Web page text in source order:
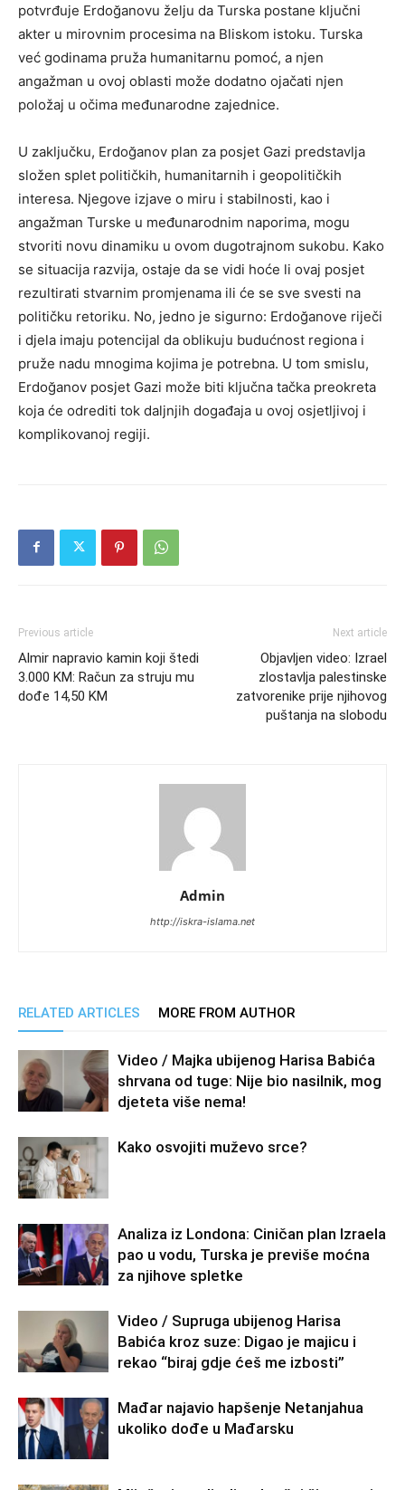
potvrđuje Erdoğanovu želju da Turska postane ključni
akter u mirovnim procesima na Bliskom istoku. Turska
već godinama pruža humanitarnu pomoć, a njen
angažman u ovoj oblasti može dodatno ojačati njen
položaj u očima međunarodne zajednice.
U zaključku, Erdoğanov plan za posjet Gazi predstavlja
složen splet političkih, humanitarnih i geopolitičkih
interesa. Njegove izjave o miru i stabilnosti, kao i
angažman Turske u međunarodnim naporima, mogu
stvoriti novu dinamiku u ovom dugotrajnom sukobu. Kako
se situacija razvija, ostaje da se vidi hoće li ovaj posjet
rezultirati stvarnim promjenama ili će se sve svesti na
političku retoriku. No, jedno je sigurno: Erdoğanove riječi
i djela imaju potencijal da oblikuju budućnost regiona i
pruže nadu mnogima kojima je potrebna. U tom smislu,
Erdoğanov posjet Gazi može biti ključna tačka preokreta
koja će odrediti tok daljnjih događaja u ovoj osjetljivoj i
komplikovanoj regiji.
Previous article
Almir napravio kamin koji štedi
3.000 KM: Račun za struju mu
dođe 14,50 KM
Next article
Objavljen video: Izrael
zlostavlja palestinske
zatvorenike prije njihovog
puštanja na slobodu
Admin
http://iskra-islama.net
RELATED ARTICLES MORE FROM AUTHOR
Video / Majka ubijenog Harisa Babića
shrvana od tuge: Nije bio nasilnik, mog
djeteta više nema!
Kako osvojiti muževo srce?
Analiza iz Londona: Ciničan plan Izraela
pao u vodu, Turska je previše moćna
za njihove spletke
Video / Supruga ubijenog Harisa
Babića kroz suze: Digao je majicu i
rekao “biraj gdje ćeš me izbosti”
Mađar najavio hapšenje Netanjahua
ukoliko dođe u Mađarsku